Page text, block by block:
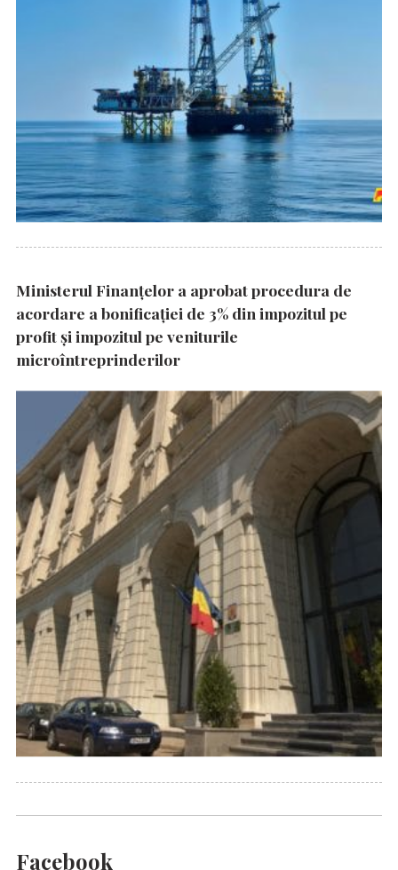
Ministerul Finanțelor a aprobat procedura de
acordare a bonificației de 3% din impozitul pe
profit și impozitul pe veniturile
microîntreprinderilor
Facebook